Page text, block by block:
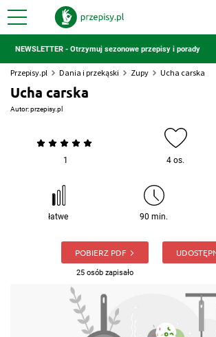
NEWSLETTER - Otrzymuj sezonowe przepisy i porady
Przepisy.pl Dania i przekąski Zupy Ucha carska
Ucha carska
Autor:przepisy.pl
1 4 os.
łatwe 90 min.
POBIERZ PDF
25 osób zapisało